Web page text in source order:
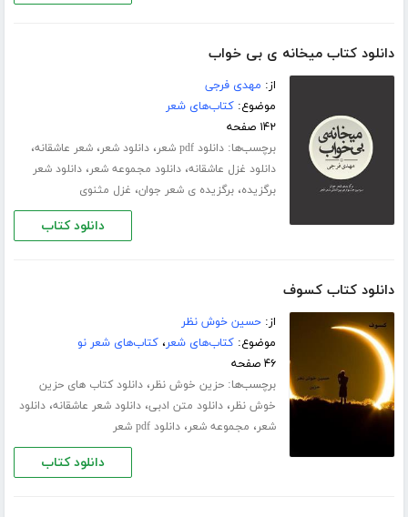
دانلود کتاب میخانه ی بی خواب
از: مهدی فرجی
موضوع:کتاب‌های شعر
۱۴۲ صفحه
برچسب‌ها:دانلود pdf شعر ،دانلود شعر،شعر عاشقانه،
دانلود غزل عاشقانه،دانلود مجموعه شعر،دانلود شعر
برگزیده،برگزیده ی شعر جوان، غزل مثنوی
دانلود کتاب
دانلود کتاب کسوف
از:حسین خوش نظر
موضوع:کتاب‌های شعر،کتاب‌های شعر نو
۴۶ صفحه
برچسب‌ها:حزین خوش نظر،دانلود کتاب های حزین
خوش نظر،دانلود متن ادبی،دانلود شعر عاشقانه،دانلود
شعر، مجموعه شعر،دانلود pdf شعر
دانلود کتاب